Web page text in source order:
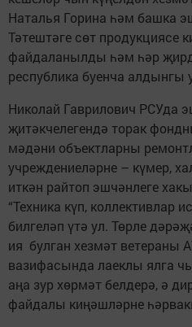
Наталья Горина һәм башка
Тәтештәге сөт продукциясе
файдаланылды һәм һәр
респуб­лика буенча
Николай Гаврилович РСУда
җитәкче­легендә торак
мәдәни объектларны
учреждениеләрне – күмер,
иткән райтоп эшчәнлеге
“Техника күп, коллективлар
билгеләп үтә ул. Төрле
ия булган хезмәт
вазифасында лаеклы ялга
аңа зур хөрмәт белдерә, ә
файдалы киңәшләрне